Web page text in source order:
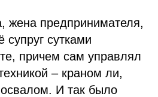
жена предпринимателя,
супруг сутками
причем сам управлял
– краном ли,
И так было